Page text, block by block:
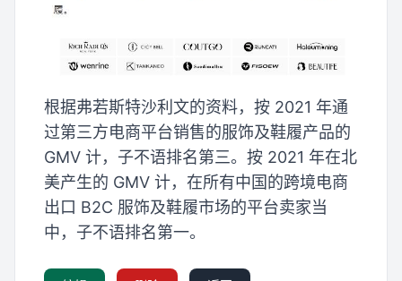
根据弗若斯特沙利文的资料，按 2021 年通
过第三方电商平台销售的服饰及鞋履产品的
GMV 计，子不语排名第三。按 2021 年在北
美产生的 GMV 计，在所有中国的跨境电商
出口 B2C 服饰及鞋履市场的平台卖家当
中，子不语排名第一。